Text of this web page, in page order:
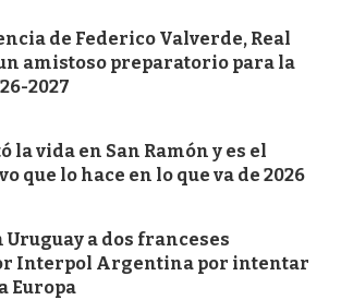
de Federico Valverde, Real
amistoso preparatorio para la
2027
la vida en San Ramón y es el
que lo hace en lo que va de 2026
a dos franceses
Interpol Argentina por intentar
Europa